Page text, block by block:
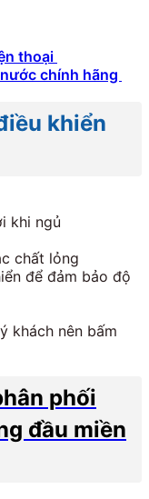
thoại
chính hãng
khiển
khi ngủ
chất lỏng
để đảm bảo độ
khách nên bấm
phối
đầu miền